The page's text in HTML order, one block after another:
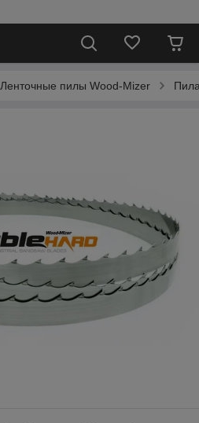
Ленточные пилы Wood-Mizer